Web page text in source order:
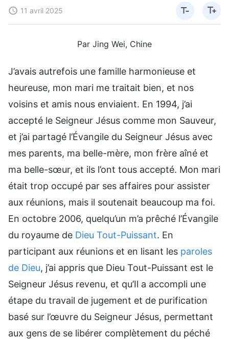
11 avril 2025
Par Jing Wei, Chine
J’avais autrefois une famille harmonieuse et
heureuse, mon mari me traitait bien, et nos
voisins et amis nous enviaient. En 1994, j’ai
accepté le Seigneur Jésus comme mon Sauveur,
et j’ai partagé l’Évangile du Seigneur Jésus avec
mes parents, ma belle-mère, mon frère aîné et
ma belle-sœur, et ils l’ont tous accepté. Mon mari
était trop occupé par ses affaires pour assister
aux réunions, mais il soutenait beaucoup ma foi.
En octobre 2006, quelqu’un m’a prêché l’Évangile
du royaume de Dieu Tout-Puissant. En
participant aux réunions et en lisant les paroles
de Dieu, j’ai appris que Dieu Tout-Puissant est le
Seigneur Jésus revenu, et qu’Il a accompli une
étape du travail de jugement et de purification
basé sur l’œuvre du Seigneur Jésus, permettant
aux gens de se libérer complètement du péché